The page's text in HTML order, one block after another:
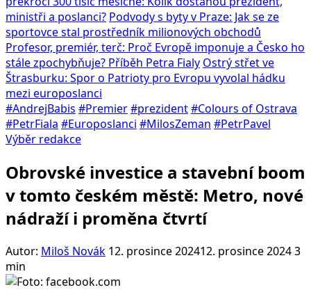
ministři a poslanci? Podvody s byty v Praze: Jak se ze
sportovce stal prostředník milionových obchodů
Profesor, premiér, terč: Proč Evropě imponuje a Česko ho
stále zpochybňuje? Příběh Petra Fialy Ostrý střet ve
Štrasburku: Spor o Patrioty pro Evropu vyvolal hádku
mezi europoslanci
#AndrejBabis #Premier#prezident#Colours of Ostrava
#PetrFiala #Europoslanci #MilosZeman #PetrPavel
Výběr redakce
Obrovské investice a stavební boom
v tomto českém městě: Metro, nové
nádraží i proměna čtvrtí
Autor: Miloš Novák 12. prosince 202412. prosince 20243
min